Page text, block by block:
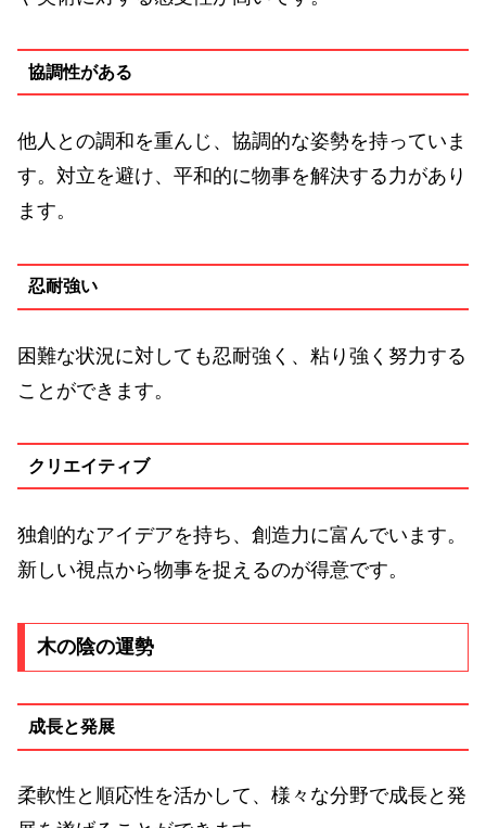
協調性がある
他人との調和を重んじ、協調的な姿勢を持っていま
す。対立を避け、平和的に物事を解決する力があり
ます。
忍耐強い
困難な状況に対しても忍耐強く、粘り強く努力する
ことができます。
クリエイティブ
独創的なアイデアを持ち、創造力に富んでいます。
新しい視点から物事を捉えるのが得意です。
木の陰の運勢
成長と発展
柔軟性と順応性を活かして、様々な分野で成長と発